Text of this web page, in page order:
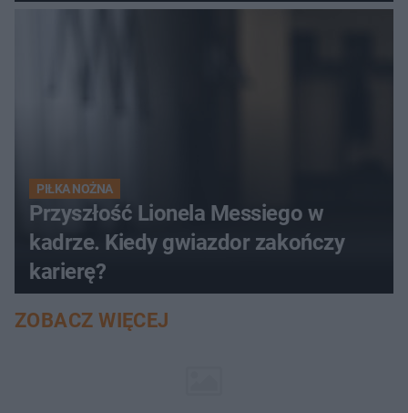
PIŁKA NOŻNA
Przyszłość Lionela Messiego w
kadrze. Kiedy gwiazdor zakończy
karierę?
ZOBACZ WIĘCEJ